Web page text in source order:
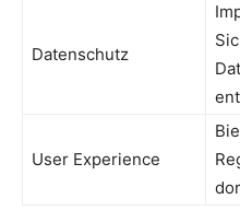
Datenschutz
User Experience